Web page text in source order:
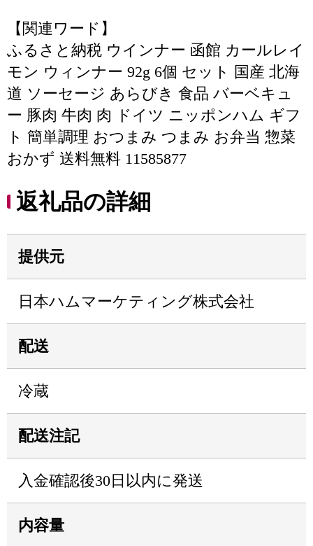
【関連ワード】
ふるさと納税 ウインナー 函館 カールレイ
モン ウィンナー 92g 6個 セット 国産 北海
道 ソーセージ あらびき 食品 バーベキュ
ー 豚肉 牛肉 肉 ドイツ ニッポンハム ギフ
ト 簡単調理 おつまみ つまみ お弁当 惣菜
おかず 送料無料 11585877
返礼品の詳細
提供元
日本ハムマーケティング株式会社
配送
冷蔵
配送注記
入金確認後30日以内に発送
内容量